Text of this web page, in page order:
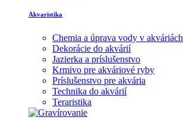
Akvaristika
Chemia a úprava vody v akváriách
Dekorácie do akvárií
Jazierka a príslušenstvo
Krmivo pre akváriové ryby
Príslušenstvo pre akvária
Technika do akvárií
Teraristika